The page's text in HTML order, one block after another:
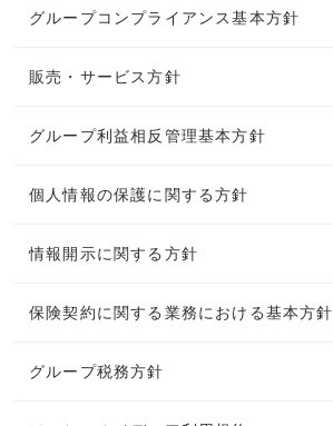
グループコンプライアンス基本方針
販売・サービス方針
グループ利益相反管理基本方針
個人情報の保護に関する方針
情報開示に関する方針
保険契約に関する業務における基本方針
グループ税務方針